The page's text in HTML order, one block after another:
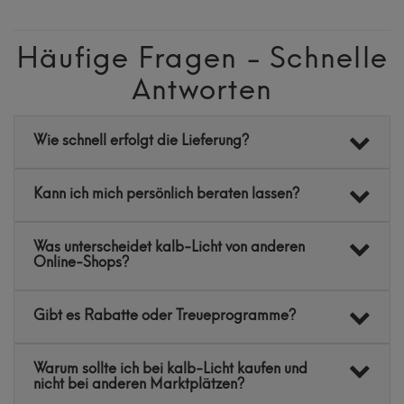
Häufige Fragen - Schnelle
Antworten
Wie schnell erfolgt die Lieferung?
Kann ich mich persönlich beraten lassen?
Was unterscheidet kalb-Licht von anderen
Online-Shops?
Gibt es Rabatte oder Treueprogramme?
Warum sollte ich bei kalb-Licht kaufen und
nicht bei anderen Marktplätzen?